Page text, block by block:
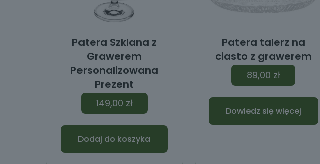
Patera Szklana z
Grawerem
Personalizowana
Prezent
149,00 zł
Dodaj do koszyka
Patera talerz na
ciasto z grawerem
89,00 zł
Dowiedz się więcej